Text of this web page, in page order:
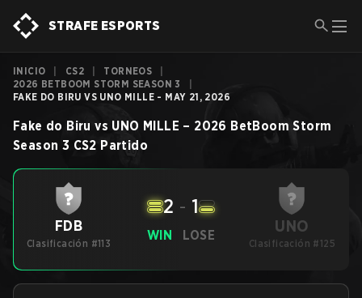
STRAFE ESPORTS
INICIO CS2 TORNEOS
2026 BETBOOM STORM SEASON 3
FAKE DO BIRU VS UNO MILLE - MAY 21, 2026
Fake do Biru vs UNO MILLE – 2026 BetBoom Storm
Season 3 CS2 Partido
FDB
Clasificación #113
WIN
2 - 1
LOSE UNO
Clasificación #125